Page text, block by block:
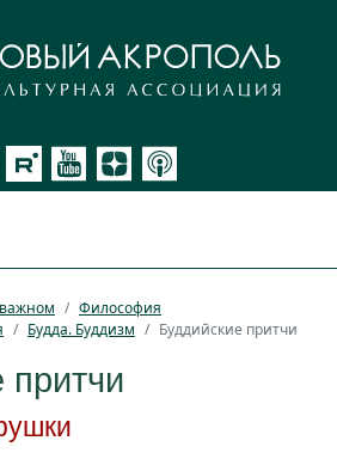
Философия
Будда. Буддизм Буддийские притчи
притчи